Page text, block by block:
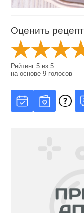
Оценить рецепт
Рейтинг5 из5
на основе9 голосов